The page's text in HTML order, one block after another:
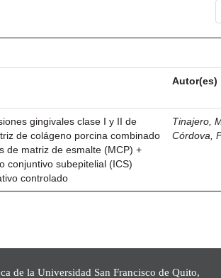
Autor(es)
gingivales clase I y II de
de colágeno porcina combinado
de matriz de esmalte (MCP) +
conjuntivo subepitelial (ICS)
controlado
Tinajero,
Córdova,
de la Universidad San Francisco de Quito,